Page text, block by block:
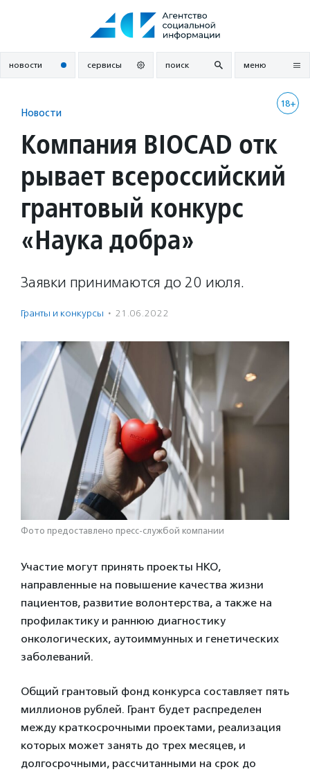
новости сервисы поиск меню
18+
Новости
Компания BIOCAD отк
рывает всероссийский
грантовый конкурс
«Наука добра»
Заявки принимаются до 20 июля.
Гранты и конкурсы · 21.06.2022
Фото предоставлено пресс-службой компании
Участие могут принять проекты НКО,
направленные на повышение качества жизни
пациентов, развитие волонтерства, а также на
профилактику и раннюю диагностику
онкологических, аутоиммунных и генетических
заболеваний.
Общий грантовый фонд конкурса составляет пять
миллионов рублей. Грант будет распределен
между краткосрочными проектами, реализация
которых может занять до трех месяцев, и
долгосрочными, рассчитанными на срок до